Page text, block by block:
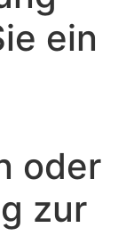
ein
oder
zur